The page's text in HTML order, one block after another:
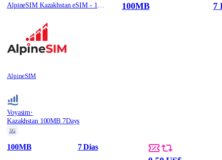
AlpineSIM
100MB 7
Voyasim·
Kazakhstan 100MB 7Days
5G
100MB 7 Dias